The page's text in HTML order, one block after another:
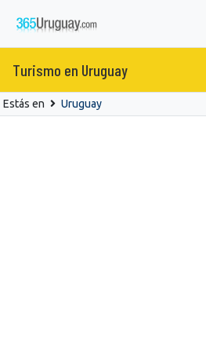
Turismo en Uruguay
Estás en Uruguay